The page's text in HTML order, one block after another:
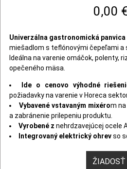
0,00
Univerzálna gastronomická panvica
miešadlom s teflónovými čepeľami a
Ideálna na varenie omáčok, polenty,
opečeného mäsa.
Ide o cenovo výhodné
požiadavky na varenie v Horeca
Vybavené vstavaným mixérom
a zabránenie prilepeniu produktu.
Vyrobené z nehrdzavejúcej ocele
Integrovaný elektrický ohrevso
ŽIADOSŤ